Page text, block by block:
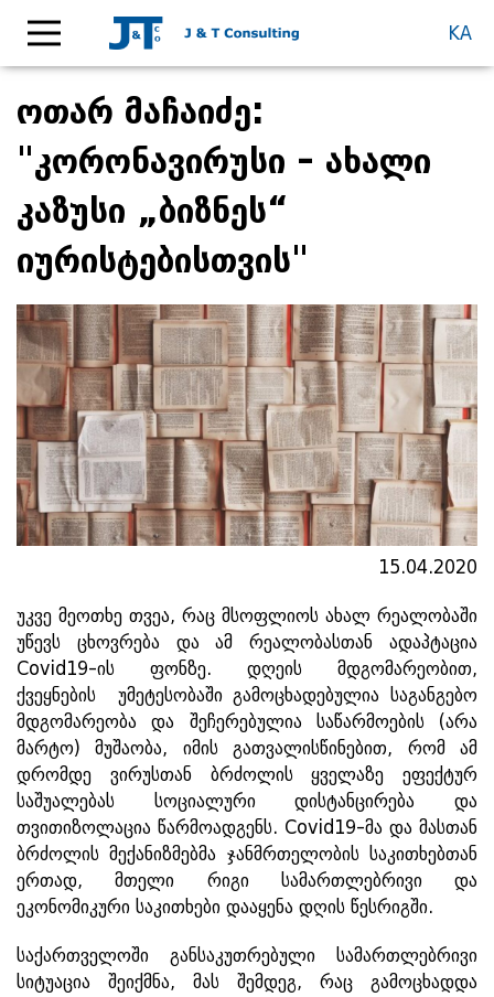
KA
ოთარ მაჩაიძე:
"კორონავირუსი – ახალი
კაზუსი „ბიზნეს“
იურისტებისთვის"
15.04.2020
უკვე მეოთხე თვეა, რაც მსოფლიოს ახალ რეალობაში
უწევს ცხოვრება და ამ რეალობასთან ადაპტაცია
Covid19-ის ფონზე. დღეის მდგომარეობით,
ქვეყნების უმეტესობაში გამოცხადებულია საგანგებო
მდგომარეობა და შეჩერებულია საწარმოების (არა
მარტო) მუშაობა, იმის გათვალისწინებით, რომ ამ
დრომდე ვირუსთან ბრძოლის ყველაზე ეფექტურ
საშუალებას სოციალური დისტანცირება და
თვითიზოლაცია წარმოადგენს. Covid19-მა და მასთან
ბრძოლის მექანიზმებმა ჯანმრთელობის საკითხებთან
ერთად, მთელი რიგი სამართლებრივი და
ეკონომიკური საკითხები დააყენა დღის წესრიგში.
საქართველოში განსაკუთრებული სამართლებრივი
სიტუაცია შეიქმნა, მას შემდეგ, რაც გამოცხადდა